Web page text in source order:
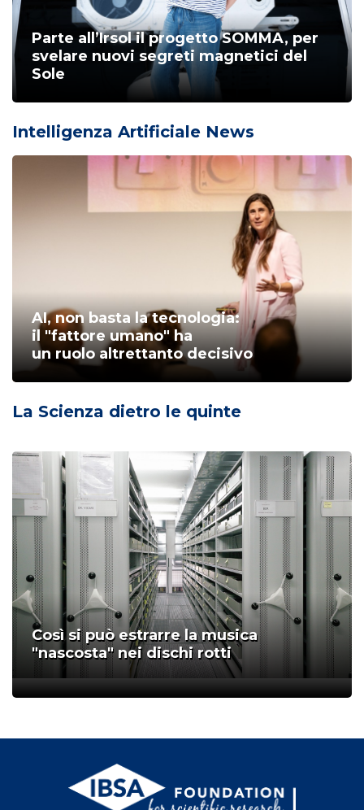
Parte all’Irsol il progetto SOMMA, per
svelare nuovi segreti magnetici del
Sole
Intelligenza Artificiale News
AI, non basta la tecnologia:
il "fattore umano" ha
un ruolo altrettanto decisivo
La Scienza dietro le quinte
Così si può estrarre la musica
"nascosta" nei dischi rotti